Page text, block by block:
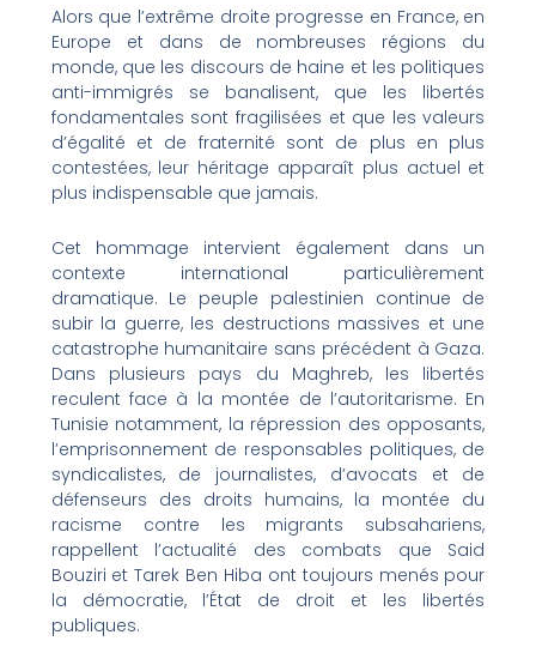
Alors que l’extrême droite progresse en France, en
Europe et dans de nombreuses régions du
monde, que les discours de haine et les politiques
anti-immigrés se banalisent, que les libertés
fondamentales sont fragilisées et que les valeurs
d’égalité et de fraternité sont de plus en plus
contestées, leur héritage apparaît plus actuel et
plus indispensable que jamais.
Cet hommage intervient également dans un
contexte international particulièrement
dramatique. Le peuple palestinien continue de
subir la guerre, les destructions massives et une
catastrophe humanitaire sans précédent à Gaza.
Dans plusieurs pays du Maghreb, les libertés
reculent face à la montée de l’autoritarisme. En
Tunisie notamment, la répression des opposants,
l’emprisonnement de responsables politiques, de
syndicalistes, de journalistes, d’avocats et de
défenseurs des droits humains, la montée du
racisme contre les migrants subsahariens,
rappellent l’actualité des combats que Said
Bouziri et Tarek Ben Hiba ont toujours menés pour
la démocratie, l’État de droit et les libertés
publiques.